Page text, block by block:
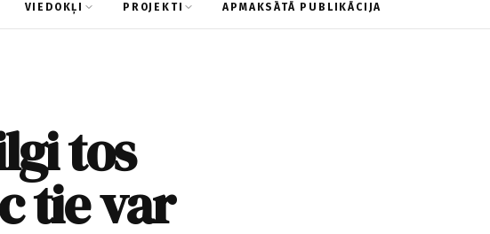
VIEDOKĻI PROJEKTI APMAKSĀTĀ PUBLIKĀCIJA
tos
tie var